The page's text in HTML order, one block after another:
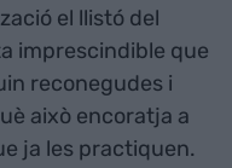
el llistó del
imprescindible que
reconegudes i
això encoratja a
ja les practiquen.